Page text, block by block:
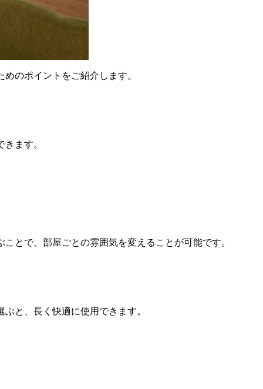
のポイントをご紹介します。
ます。
とで、部屋ごとの雰囲気を変えることが可能です。
と、長く快適に使用できます。